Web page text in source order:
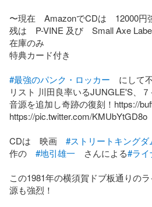
〜現在　AmazonでCDは　12000
残は　P-VINE 及び　Small Axe
在庫のみ
特典カード付き
#最強のパンク・ロッカー にして
リスト 川田良率いるJUNGLE'S、
音源を追加し奇跡の復刻！https://
https://pic.twitter.com/KMUbYtGD8o
CDは　映画 #ストリートキング
作の #地引雄一 さんによる#ラ
この1981年の横須賀ドブ板通りの
源も強烈！